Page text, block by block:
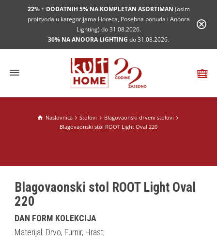
22% + DODATNIH 5% NA KOMPLETAN ASORTIMAN (osim
proizvoda u kategorijama Horeca, Posebna ponuda i Anoora
Lighting) do 31.08.2026.
30% NA ANOORA LIGHTING do 31.08.2026.
Naslovnica Stolovi
Blagovaonski drveni stolovi
Blagovaonski stol ROOT Light Oval 220
Blagovaonski stol ROOT Light Oval
220
DAN FORM KOLEKCIJA
Materijal: Drvo, Furnir, Hrast;